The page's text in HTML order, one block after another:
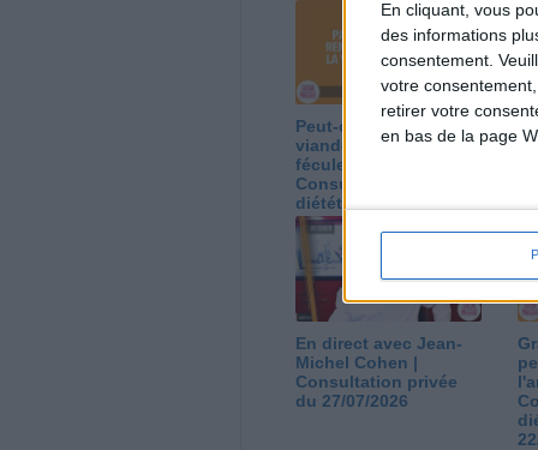
En cliquant, vous
des informations
consentement.
votre
retirer votre
en bas de la page
Peut-on remplacer la
viande par des
féculents ?
Consultation
diététique du
05/08/2026
En direct avec Jean-
Michel Cohen |
Consultation privée
du 27/07/2026